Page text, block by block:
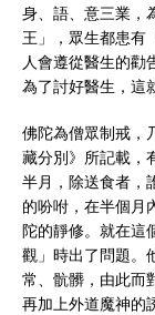
身、語、意三業，
王」，眾生都患有
人會遵從醫生的勸
為了討好醫生，這
佛陀為僧眾制戒，
藏分別》所記載，
半月，除送食者，
的吩咐，在半個月
陀的靜修。就在這
觀」時出了問題。
常、骯髒，由此而
再加上外道魔神的